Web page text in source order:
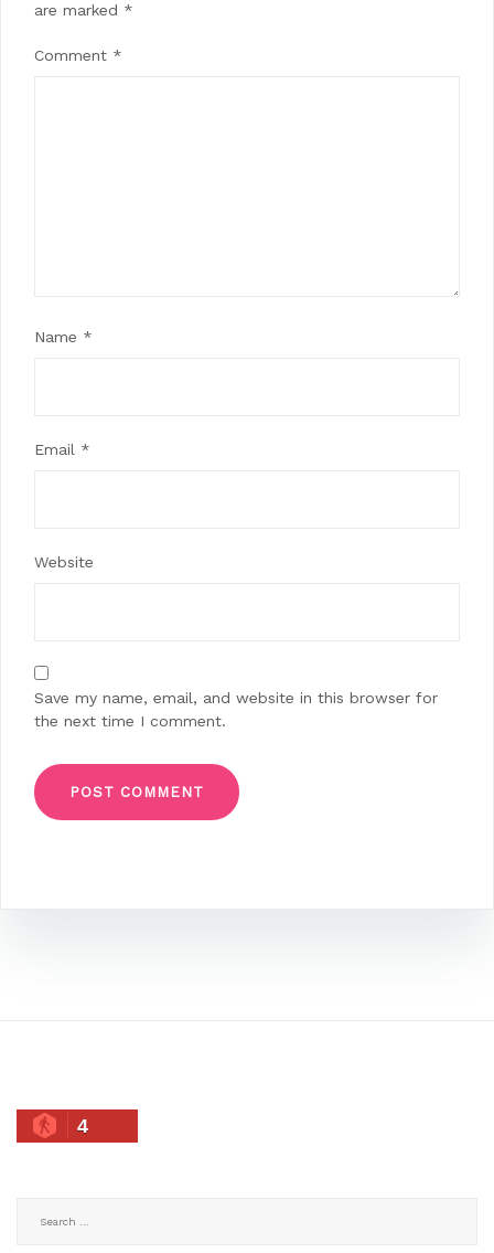
are marked *
Comment *
Name *
Email *
Website
Save my name, email, and website in this browser for
the next time I comment.
4